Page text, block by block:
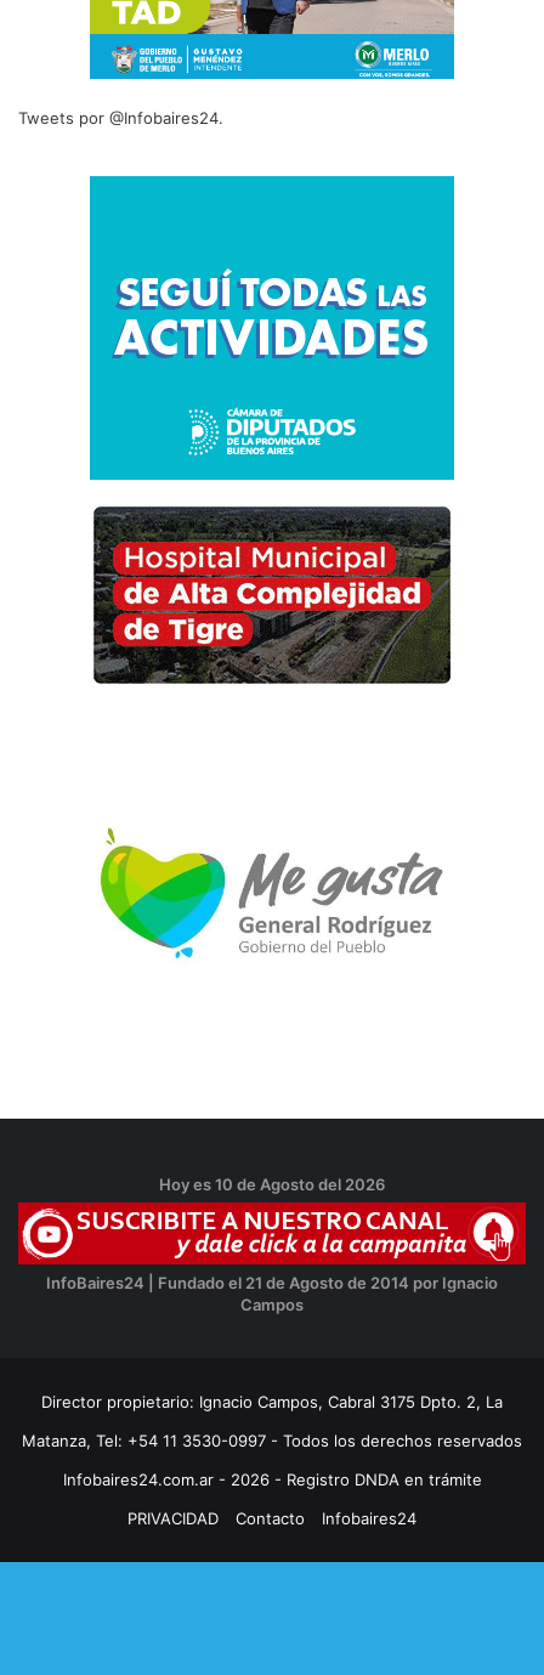
Tweets por @Infobaires24.
Hoy es 10 de Agosto del 2026
InfoBaires24 | Fundado el 21 de Agosto de 2014 por Ignacio
Campos
Director propietario: Ignacio Campos, Cabral 3175 Dpto. 2, La
Matanza, Tel: +54 11 3530-0997 - Todos los derechos reservados
Infobaires24.com.ar - 2026 - Registro DNDA en trámite
PRIVACIDAD
Contacto Infobaires24